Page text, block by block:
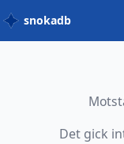
snokadb
Det gick